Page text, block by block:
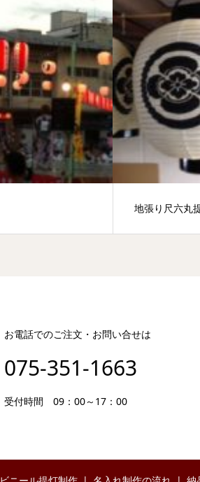
地張り尺六丸
お電話でのご注文・お問い合せは
075-351-1663
受付時間 09：00～17：00